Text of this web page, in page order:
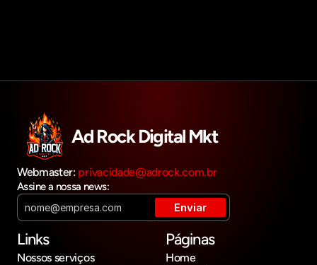
Ad Rock Digital Mkt
Webmaster: privacidade@adrock.com.br
Assine a nossa news:
Links
Nossos serviços
Páginas
Home